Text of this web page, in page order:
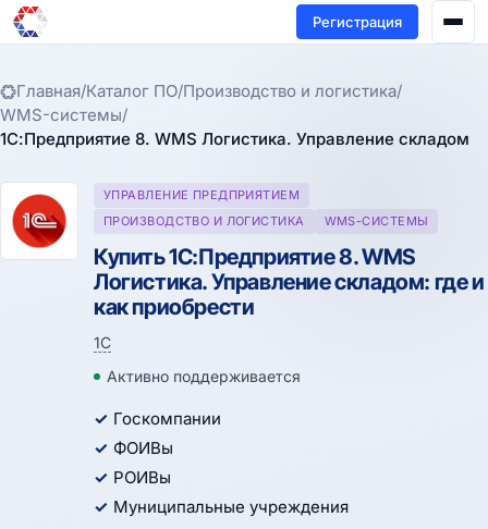
Регистрация
Главная/Каталог ПО/Производство и логистика/
WMS-системы/
1С:Предприятие 8. WMS Логистика. Управление складом
УПРАВЛЕНИЕ ПРЕДПРИЯТИЕМ
ПРОИЗВОДСТВО И ЛОГИСТИКА
WMS-СИСТЕМЫ
Купить 1С:Предприятие 8. WMS
Логистика. Управление складом: где и
как приобрести
1С
Активно поддерживается
Госкомпании
ФОИВы
РОИВы
Муниципальные учреждения